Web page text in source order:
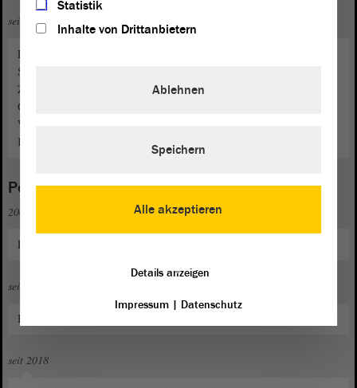
seit 2010
Leitende Beraterin für Gesundheitssystemstärkung und weitere
Schwerpunkte bei der Deutschen Gesellschaft für Internationale
Zusammenarbeit (GIZ, vormals GTZ) GmbH, Einsätze im deutschen
Globalvorhaben zur Pandemievorsorge (Kooperation mit der
Weltgesundheitsorganisation), in Kenia, bei der Europäischen
Kommission (sekundiert), zuletzt in Tansania (ruhend)
Politische und gesellschaftliche Funktionen
2001
Eintritt in die SPD, Ortsverein Wittenberg
seit 2017
Beisitzerin im Vorstand des SPD-Ortsvereins Wittenberg
seit 2018
Statistik
Inhalte von Drittanbietern
Alle akzeptieren
Ablehnen
Speichern
Details anzeigen
Impressum| Datenschutz